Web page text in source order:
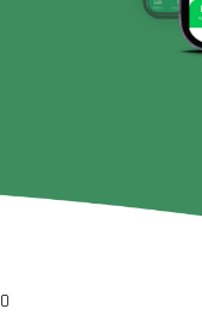
0